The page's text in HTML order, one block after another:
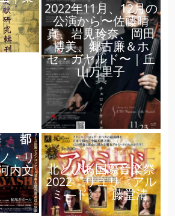
2022年11月、12月の
公演から〜佐藤晴
真、岩見玲奈、岡田
博美、郷古廉＆ホ
セ・ガヤルド〜｜丘
山万里子
・リ
内文 北とぴあ国際音楽祭
2022 リュリ《アル
ミ―ド》｜藤堂清